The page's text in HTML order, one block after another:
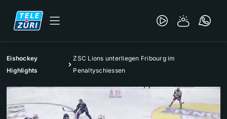
Eishockey
Highlights
ZSC Lions unterliegen Fribourg im
Penaltyschiessen